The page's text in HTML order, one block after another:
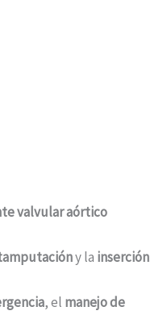
valvular aórtico
y la inserción
, el manejo de